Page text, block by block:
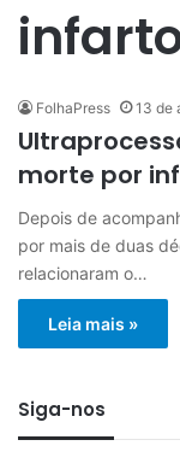
FolhaPress 13 de
morte por
Depois de
por mais de duas
relacionaram o…
Leia mais »
Siga-nos